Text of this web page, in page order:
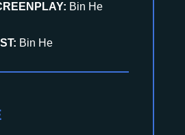
Bin He
Bin He